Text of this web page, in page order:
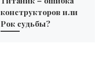
конструкторов или
Рок судьбы?